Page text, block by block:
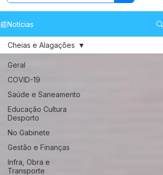
📰Notícias
Geral
COVID-19
Saúde e Saneamento
Educação Cultura
Desporto
No Gabinete
Gestão e Finanças
Infra, Obra e
Transporte
Cheias e Alagações